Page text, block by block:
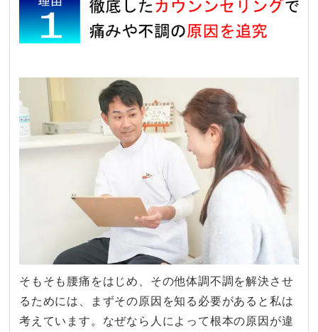
そもそも腰痛をはじめ、その他体調不調を解決させ
るためには、まずその原因を知る必要があると私は
考えています。なぜなら人によって根本の原因が違